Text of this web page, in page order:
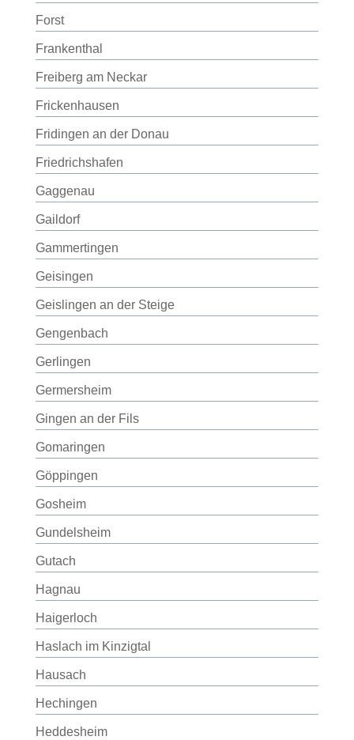
Forst
Frankenthal
Freiberg am Neckar
Frickenhausen
Fridingen an der Donau
Friedrichshafen
Gaggenau
Gaildorf
Gammertingen
Geisingen
Geislingen an der Steige
Gengenbach
Gerlingen
Germersheim
Gingen an der Fils
Gomaringen
Göppingen
Gosheim
Gundelsheim
Gutach
Hagnau
Haigerloch
Haslach im Kinzigtal
Hausach
Hechingen
Heddesheim